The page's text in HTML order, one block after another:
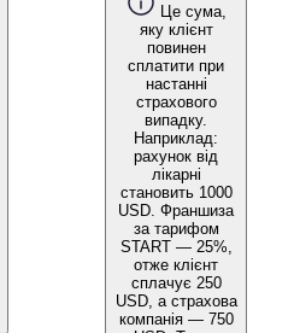
Це сума,
яку клієнт
повинен
сплатити при
настанні
страхового
випадку.
Наприклад:
рахунок від
лікарні
становить 1000
USD. Франшиза
за тарифом
START — 25%,
отже клієнт
сплачує 250
USD, а страхова
компанія — 750